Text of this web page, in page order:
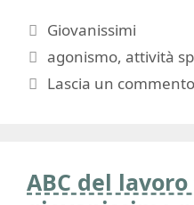
Categorie
Giovanissimi
Tag
agonismo,attività
Lascia un commento
ABC del